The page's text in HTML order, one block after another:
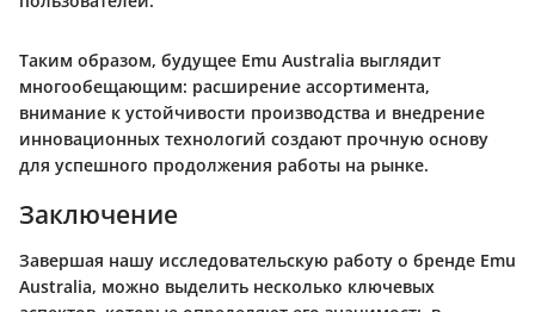
Таким образом, будущее Emu Australia выглядит
многообещающим: расширение ассортимента,
внимание к устойчивости производства и внедрение
инновационных технологий создают прочную основу
для успешного продолжения работы на рынке.
Заключение
Завершая нашу исследовательскую работу о бренде Emu
Australia, можно выделить несколько ключевых